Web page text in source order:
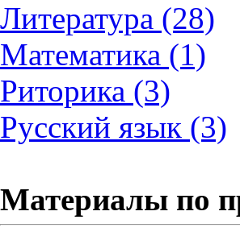
Литература (28)
Математика (1)
Риторика (3)
Русский язык (3)
Материалы по